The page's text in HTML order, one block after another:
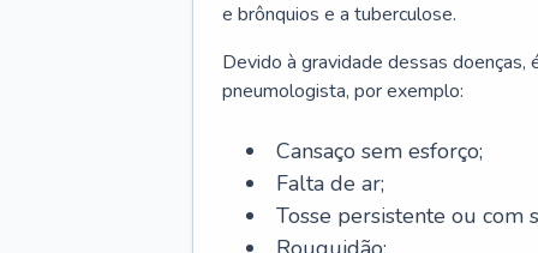
e brônquios e a tuberculose.
Devido à gravidade dessas doenças,
pneumologista, por exemplo:
Cansaço sem esforço;
Falta de ar;
Tosse persistente ou com